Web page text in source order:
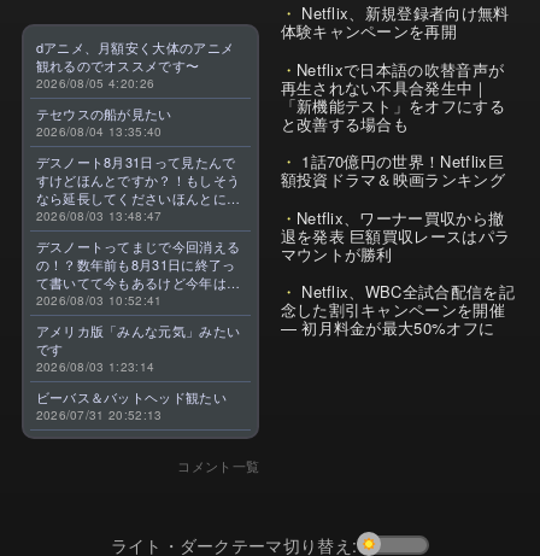
dアニメ、月額安く大体のアニメ
観れるのでオススメです〜
2026/08/05 4:20:26
テセウスの船が見たい
2026/08/04 13:35:40
デスノート8月31日って見たんで
すけどほんとですか？！もしそう
なら延長してくださいほんとに大
好きなんです😭
2026/08/03 13:48:47
デスノートってまじで今回消える
の！？数年前も8月31日に終了っ
て書いてて今もあるけど今年はま
じのやつ！？よくわからん！！で
きればなくならないでほしい！平
成アニメを振り返らせてくれっ
っ！！！！！！！
2026/08/03 10:52:41
アメリカ版「みんな元気」みたい
です
2026/08/03 1:23:14
ビーバス＆バットヘッド観たい
2026/07/31 20:52:13
コメント一覧
Netflix、新規登録者向け無料
体験キャンペーンを再開
Netflixで日本語の吹替音声が
再生されない不具合発生中｜
「新機能テスト」をオフにする
と改善する場合も
1話70億円の世界！Netflix巨
額投資ドラマ＆映画ランキング
Netflix、ワーナー買収から撤
退を発表 巨額買収レースはパラ
マウントが勝利
Netflix、WBC全試合配信を記
念した割引キャンペーンを開催
— 初月料金が最大50%オフに
ライト・ダークテーマ切り替え: